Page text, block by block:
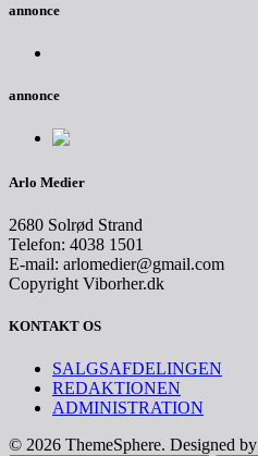
annonce
annonce
Arlo Medier
2680 Solrød Strand
Telefon: 4038 1501
E-mail: arlomedier@gmail.com
Copyright Viborher.dk
KONTAKT OS
SALGSAFDELINGEN
REDAKTIONEN
ADMINISTRATION
© 2026 ThemeSphere. Designed by